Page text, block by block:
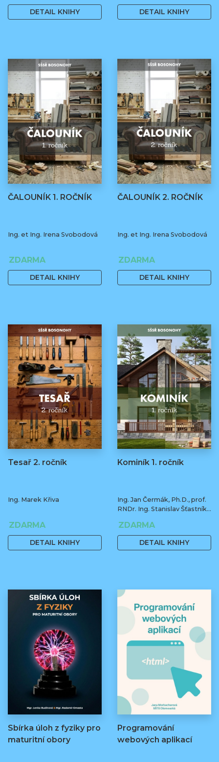
DETAIL KNIHY DETAIL KNIHY
ČALOUNÍK 1. ROČNÍK
Ing. et Ing. Irena Svobodová
ZDARMA
DETAIL KNIHY
ČALOUNÍK 2. ROČNÍK
Ing. et Ing. Irena Svobodová
ZDARMA
DETAIL KNIHY
Tesař 2. ročník
Ing. Marek Křiva
ZDARMA
DETAIL KNIHY
Kominík 1. ročník
Ing. Jan Čermák, Ph.D., prof.
RNDr. Ing. Stanislav Šťastník,
ZDARMA
DETAIL KNIHY
Sbírka úloh z fyziky pro
maturitní obory
Programování
webových aplikací